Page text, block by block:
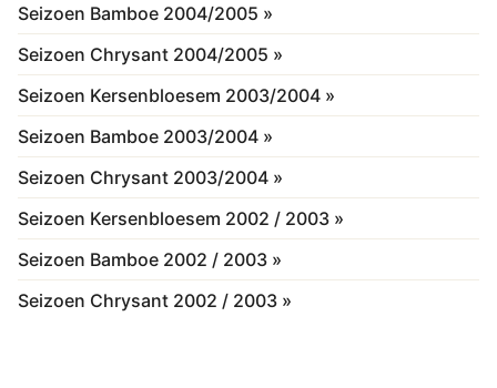
Seizoen Bamboe 2004/2005 »
Seizoen Chrysant 2004/2005 »
Seizoen Kersenbloesem 2003/2004 »
Seizoen Bamboe 2003/2004 »
Seizoen Chrysant 2003/2004 »
Seizoen Kersenbloesem 2002 / 2003 »
Seizoen Bamboe 2002 / 2003 »
Seizoen Chrysant 2002 / 2003 »